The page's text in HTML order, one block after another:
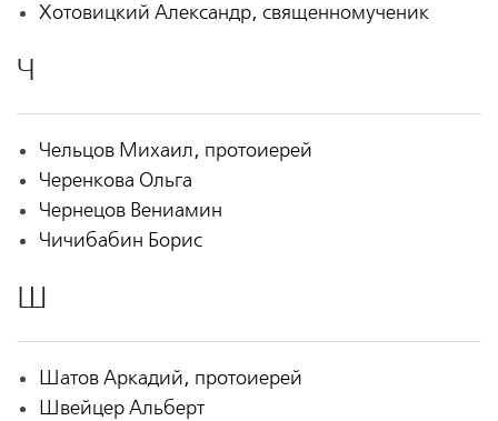
Хотовицкий Александр, священномученик
Ч
Чельцов Михаил, протоиерей
Черенкова Ольга
Чернецов Вениамин
Чичибабин Борис
Ш
Шатов Аркадий, протоиерей
Швейцер Альберт